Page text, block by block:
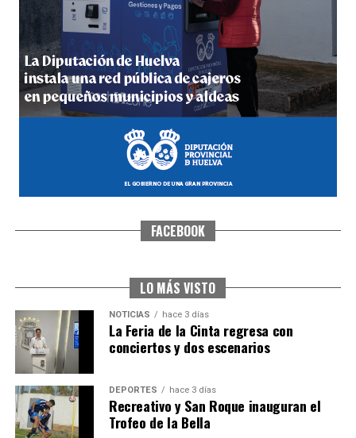
4º DÍA DE LAS FIESTAS COLOMBINAS 2026
hace 1 semana·Huelvatv
SEXTA CORRIDA DE LAS FIESTAS COLOMBINAS
FACEBOOK
LO MÁS VISTO
NOTICIAS hace 3 días
La Feria de la Cinta regresa con
conciertos y dos escenarios
DEPORTES hace 3 días
Recreativo y San Roque inauguran el
Trofeo de la Bella